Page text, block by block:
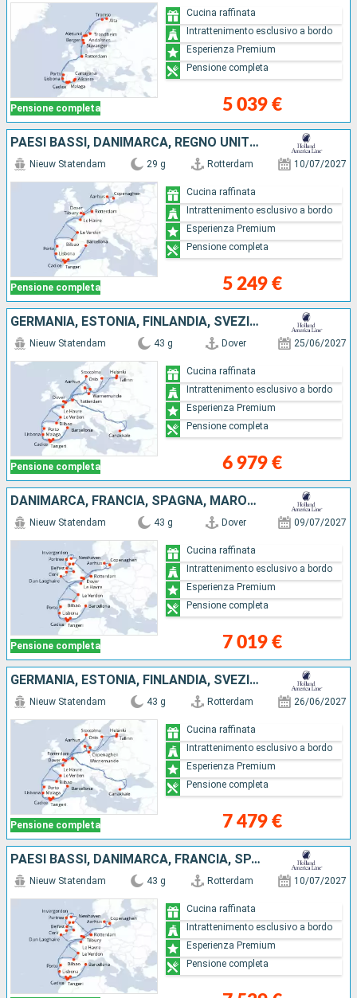
Pensione completa 5 039 €
Cucina raffinata
Intrattenimento esclusivo a bordo
Esperienza Premium
Pensione completa
PAESI BASSI, DANIMARCA, REGNO UNITO, FRANCIA, PORTOGALLO, MAROCCO, SPAGNA, GIBILTERRA
Pensione completa
Nieuw Statendam 29 g Rotterdam 10/07/2027
5 249 €
Cucina raffinata
Intrattenimento esclusivo a bordo
Esperienza Premium
Pensione completa
GERMANIA, ESTONIA, FINLANDIA, SVEZIA, TURCHIA, NORVEGIA, PAESI BASSI, DANIMARCA, REGNO UNITO, FRANCIA, SPAGNA, MAROCCO, GIBILTERRA, PORTOGALLO
Pensione completa
Nieuw Statendam 43 g Dover 25/06/2027
6 979 €
Cucina raffinata
Intrattenimento esclusivo a bordo
Esperienza Premium
Pensione completa
DANIMARCA, FRANCIA, SPAGNA, MAROCCO, GIBILTERRA, PORTOGALLO, PAESI BASSI, REGNO UNITO, IRLANDA
Pensione completa
Nieuw Statendam 43 g Dover 09/07/2027
7 019 €
Cucina raffinata
Intrattenimento esclusivo a bordo
Esperienza Premium
Pensione completa
GERMANIA, ESTONIA, FINLANDIA, SVEZIA, TURCHIA, NORVEGIA, PAESI BASSI, DANIMARCA, REGNO UNITO, FRANCIA, SPAGNA, MAROCCO, GIBILTERRA, PORTOGALLO
Pensione completa
Nieuw Statendam 43 g Rotterdam 26/06/2027
7 479 €
Cucina raffinata
Intrattenimento esclusivo a bordo
Esperienza Premium
Pensione completa
PAESI BASSI, DANIMARCA, FRANCIA, SPAGNA, MAROCCO, GIBILTERRA, PORTOGALLO, REGNO UNITO, IRLANDA
Nieuw Statendam 43 g Rotterdam 10/07/2027
Cucina raffinata
Intrattenimento esclusivo a bordo
Esperienza Premium
Pensione completa